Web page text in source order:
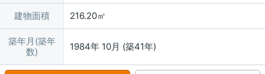
建物面積 216.20㎡
築年月(築年
数)
1984年 10月 (築41年)